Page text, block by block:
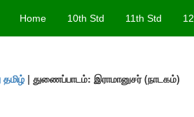
Home 10th Std 11th Std
தமிழ் | துணைப்பாடம்: இராமானுசர் (நாடகம்)